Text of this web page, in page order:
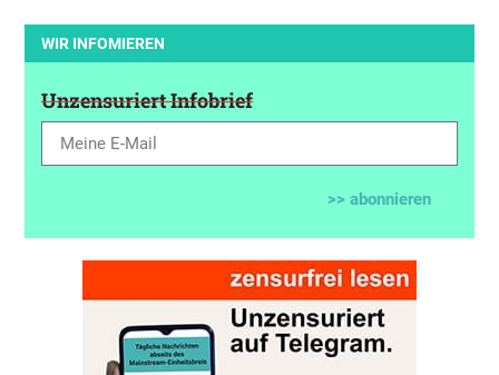
WIR INFOMIEREN
Unzensuriert Infobrief
>> abonnieren